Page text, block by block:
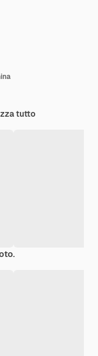
tutto